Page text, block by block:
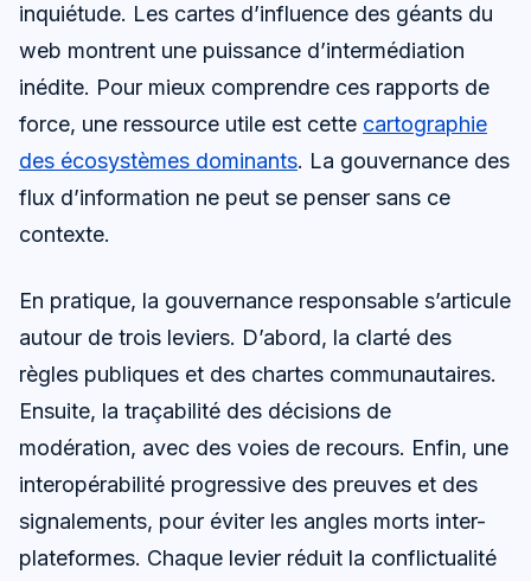
inquiétude. Les cartes d’influence des géants du
web montrent une puissance d’intermédiation
inédite. Pour mieux comprendre ces rapports de
force, une ressource utile est cette cartographie
des écosystèmes dominants. La gouvernance des
flux d’information ne peut se penser sans ce
contexte.
En pratique, la gouvernance responsable s’articule
autour de trois leviers. D’abord, la clarté des
règles publiques et des chartes communautaires.
Ensuite, la traçabilité des décisions de
modération, avec des voies de recours. Enfin, une
interopérabilité progressive des preuves et des
signalements, pour éviter les angles morts inter-
plateformes. Chaque levier réduit la conflictualité